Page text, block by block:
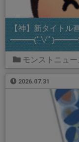
【神】新タイトル
━━━(ﾟ∀ﾟ
モンストニュー
2026.07.31